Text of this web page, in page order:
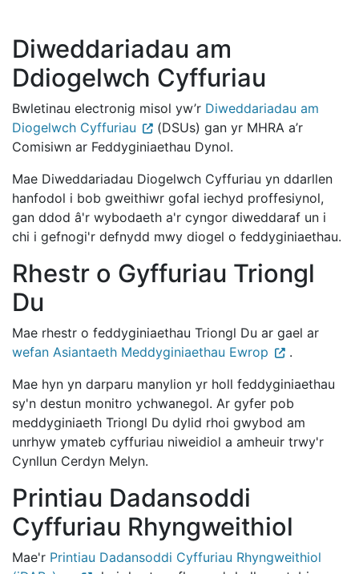
Diweddariadau am
Ddiogelwch Cyffuriau
Bwletinau electronig misol yw’r Diweddariadau am
Diogelwch Cyffuriau
(DSUs) gan yr MHRA a’r
Comisiwn ar Feddyginiaethau Dynol.
Mae Diweddariadau Diogelwch Cyffuriau yn ddarllen
hanfodol i bob gweithiwr gofal iechyd proffesiynol,
gan ddod â'r wybodaeth a'r cyngor diweddaraf un i
chi i gefnogi'r defnydd mwy diogel o feddyginiaethau.
Rhestr o Gyffuriau Triongl
Du
Mae rhestr o feddyginiaethau Triongl Du ar gael ar
wefan Asiantaeth Meddyginiaethau Ewrop
.
Mae hyn yn darparu manylion yr holl feddyginiaethau
sy'n destun monitro ychwanegol. Ar gyfer pob
meddyginiaeth Triongl Du dylid rhoi gwybod am
unrhyw ymateb cyffuriau niweidiol a amheuir trwy'r
Cynllun Cerdyn Melyn.
Printiau Dadansoddi
Cyffuriau Rhyngweithiol
Mae'r Printiau Dadansoddi Cyffuriau Rhyngweithiol